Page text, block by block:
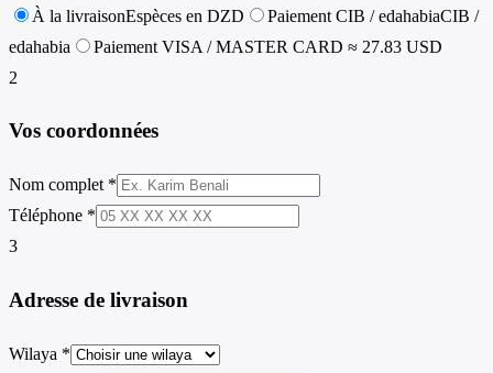
À la livraisonEspèces en DZD Paiement CIB / edahabiaCIB /
edahabia
Paiement VISA / MASTER CARD ≈ 27.83 USD
2
Vos coordonnées
Nom complet *
Téléphone *
3
Adresse de livraison
Wilaya *